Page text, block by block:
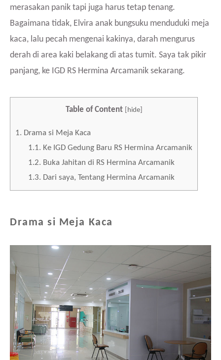
merasakan panik tapi juga harus tetap tenang.
Bagaimana tidak, Elvira anak bungsuku menduduki meja
kaca, lalu pecah mengenai kakinya, darah mengurus
derah di area kaki belakang di atas tumit. Saya tak pikir
panjang, ke IGD RS Hermina Arcamanik sekarang.
Table of Content hide]
1. Drama si Meja Kaca
1.1. Ke IGD Gedung Baru RS Hermina Arcamanik
1.2. Buka Jahitan di RS Hermina Arcamanik
1.3. Dari saya, Tentang Hermina Arcamanik
Drama si Meja Kaca